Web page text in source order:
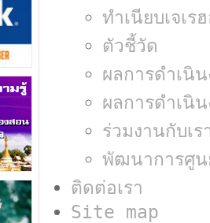
ทำเนียบเจเร
ตัวชี้วัด
ผลการดำเนิ
ผลการดำเนิ
ร่วมงานกับเร
พัฒนาการศู
ติดต่อเรา
Site map